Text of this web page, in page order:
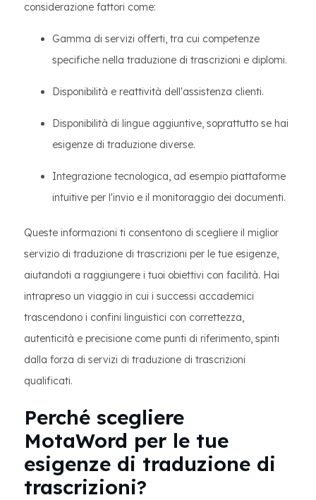
considerazione fattori come:
Gamma di servizi offerti, tra cui competenze
specifiche nella traduzione di trascrizioni e diplomi.
Disponibilità e reattività dell'assistenza clienti.
Disponibilità di lingue aggiuntive, soprattutto se hai
esigenze di traduzione diverse.
Integrazione tecnologica, ad esempio piattaforme
intuitive per l'invio e il monitoraggio dei documenti.
Queste informazioni ti consentono di scegliere il miglior
servizio di traduzione di trascrizioni per le tue esigenze,
aiutandoti a raggiungere i tuoi obiettivi con facilità. Hai
intrapreso un viaggio in cui i successi accademici
trascendono i confini linguistici con correttezza,
autenticità e precisione come punti di riferimento, spinti
dalla forza di servizi di traduzione di trascrizioni
qualificati.
Perché scegliere
MotaWord per le tue
esigenze di traduzione di
trascrizioni?